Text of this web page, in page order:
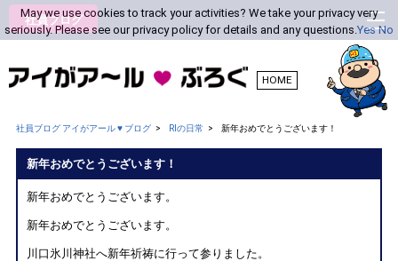
社員ブログ
HOME
社員ブログ アイがアール ♥ ブログ RIの日常 新年おめでとうございます！
新年おめでとうございます！
新年おめでとうございます。
新年おめでとうございます。
川口氷川神社へ新年祈祷に行って参りました。
May we use cookies to track your activities? We take your privacy very
seriously. Please see our privacy policy for details and any questions.Yes No